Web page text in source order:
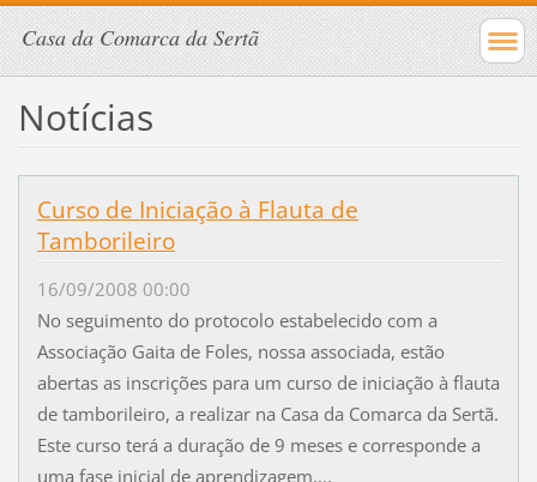
Casa da Comarca da Sertã
Notícias
Curso de Iniciação à Flauta de
Tamborileiro
16/09/2008 00:00
No seguimento do protocolo estabelecido com a
Associação Gaita de Foles, nossa associada, estão
abertas as inscrições para um curso de iniciação à flauta
de tamborileiro, a realizar na Casa da Comarca da Sertã.
Este curso terá a duração de 9 meses e corresponde a
uma fase inicial de aprendizagem,...